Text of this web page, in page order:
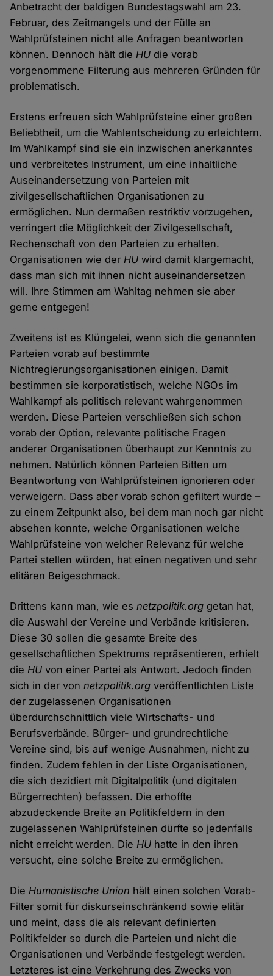
Anbetracht der baldigen Bundestagswahl am 23.
Februar, des Zeitmangels und der Fülle an
Wahlprüfsteinen nicht alle Anfragen beantworten
können. Dennoch hält dieHU die vorab
vorgenommene Filterung aus mehreren Gründen für
problematisch.
Erstens erfreuen sich Wahlprüfsteine einer großen
Beliebtheit, um die Wahlentscheidung zu erleichtern.
Im Wahlkampf sind sie ein inzwischen anerkanntes
und verbreitetes Instrument, um eine inhaltliche
Auseinandersetzung von Parteien mit
zivilgesellschaftlichen Organisationen zu
ermöglichen. Nun dermaßen restriktiv vorzugehen,
verringert die Möglichkeit der Zivilgesellschaft,
Rechenschaft von den Parteien zu erhalten.
Organisationen wie derHU wird damit klargemacht,
dass man sich mit ihnen nicht auseinandersetzen
will. Ihre Stimmen am Wahltag nehmen sie aber
gerne entgegen!
Zweitens ist es Klüngelei, wenn sich die genannten
Parteien vorab auf bestimmte
Nichtregierungsorganisationen einigen. Damit
bestimmen sie korporatistisch, welche NGOs im
Wahlkampf als politisch relevant wahrgenommen
werden. Diese Parteien verschließen sich schon
vorab der Option, relevante politische Fragen
anderer Organisationen überhaupt zur Kenntnis zu
nehmen. Natürlich können Parteien Bitten um
Beantwortung von Wahlprüfsteinen ignorieren oder
verweigern. Dass aber vorab schon gefiltert wurde –
zu einem Zeitpunkt also, bei dem man noch gar nicht
absehen konnte, welche Organisationen welche
Wahlprüfsteine von welcher Relevanz für welche
Partei stellen würden, hat einen negativen und sehr
elitären Beigeschmack.
Drittens kann man, wie esnetzpolitik.org getan hat,
die Auswahl der Vereine und Verbände kritisieren.
Diese 30 sollen die gesamte Breite des
gesellschaftlichen Spektrums repräsentieren, erhielt
dieHU von einer Partei als Antwort. Jedoch finden
sich in der vonnetzpolitik.org veröffentlichten Liste
der zugelassenen Organisationen
überdurchschnittlich viele Wirtschafts- und
Berufsverbände. Bürger- und grundrechtliche
Vereine sind, bis auf wenige Ausnahmen, nicht zu
finden. Zudem fehlen in der Liste Organisationen,
die sich dezidiert mit Digitalpolitik (und digitalen
Bürgerrechten) befassen. Die erhoffte
abzudeckende Breite an Politikfeldern in den
zugelassenen Wahlprüfsteinen dürfte so jedenfalls
nicht erreicht werden. DieHU hatte in den ihren
versucht, eine solche Breite zu ermöglichen.
DieHumanistische Union hält einen solchen Vorab-
Filter somit für diskurseinschränkend sowie elitär
und meint, dass die als relevant definierten
Politikfelder so durch die Parteien und nicht die
Organisationen und Verbände festgelegt werden.
Letzteres ist eine Verkehrung des Zwecks von